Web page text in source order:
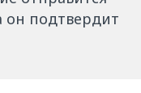
он подтвердит